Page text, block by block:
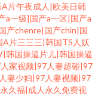
片午夜成人|欧美日韩
a一级|国产a一区|国产a
产chenre|国产chin|国
片三三三|韩国TS人妖
韩国操逼片儿|韩国操逼
家视频|97人妻超碰|97
妻少妇|97人妻视频|97
久福|成人永久免费视